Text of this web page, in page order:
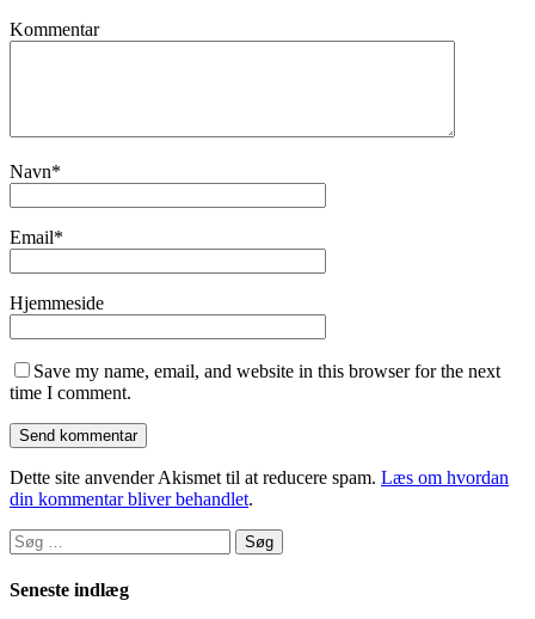
Kommentar
Navn*
Email*
Hjemmeside
Save my name, email, and website in this browser for the next
time I comment.
Dette site anvender Akismet til at reducere spam. Læs om hvordan
din kommentar bliver behandlet.
Søg
efter:
Seneste indlæg